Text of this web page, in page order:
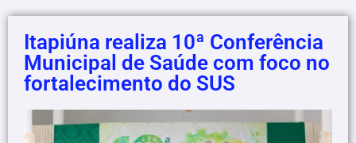
Itapiúna realiza 10ª Conferência
Municipal de Saúde com foco no
fortalecimento do SUS